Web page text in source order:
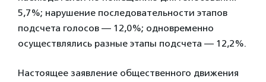
5,7%; нарушение последовательности этапов
подсчета голосов — 12,0%; одновременно
осуществлялись разные этапы подсчета — 12,2%.
Настоящее заявление общественного движения